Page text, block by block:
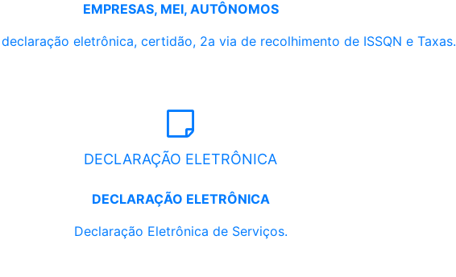
EMPRESAS, MEI, AUTÔNOMOS
eletrônica, certidão, 2a via de recolhimento de ISSQN e Taxas.
DECLARAÇÃO ELETRÔNICA
DECLARAÇÃO ELETRÔNICA
Declaração Eletrônica de Serviços.